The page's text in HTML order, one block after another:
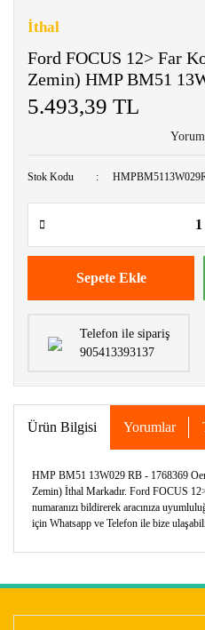
İthal
Ford FOCUS 12> Far
Zemin) HMP BM51
5.493,39 TL
Stok Kodu
Sepete Ekle
Telefon ile sipariş
905413393137
Ürün Bilgisi Yorumlar
HMP BM51 13W029 RB - 1768369
Zemin) İthal Markadır. Ford FOCUS
numaranızı bildirerek aracınıza
için Whatsapp ve Telefon ile bize